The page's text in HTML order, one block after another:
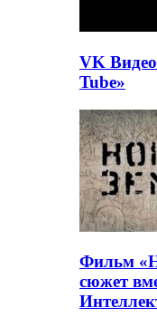
VK Видео
Tube»
Фильм
сюжет